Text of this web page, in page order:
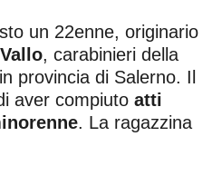
un 22enne, originario
, carabinieri della
provincia di Salerno. Il
aver compiuto atti
. La ragazzina